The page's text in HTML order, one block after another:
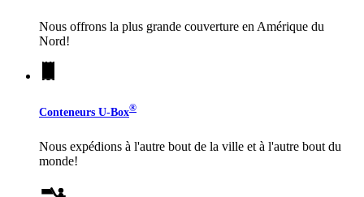
Nous offrons la plus grande couverture en Amérique du
Nord!
Conteneurs U-Box®
Nous expédions à l'autre bout de la ville et à l'autre bout du
monde!